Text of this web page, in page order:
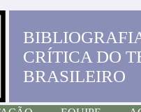
CRÍTICA DO
BRASILEIRO